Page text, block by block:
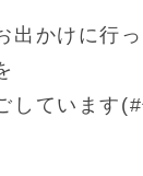
出かけに行
しています